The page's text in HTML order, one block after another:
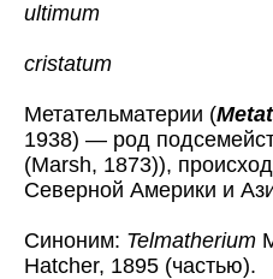
ultimum
cristatum
Метательматерии (
1938) — род
(Marsh, 1873)),
Северной Америки и
Синоним: Telmatherium
Hatcher, 1895 (частью).